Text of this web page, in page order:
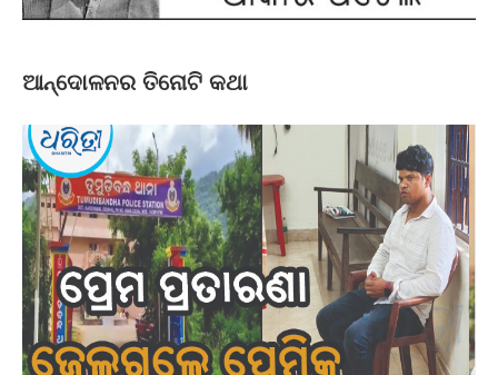
ଆନ୍ଦୋଳନର ତିନୋଟି କଥା